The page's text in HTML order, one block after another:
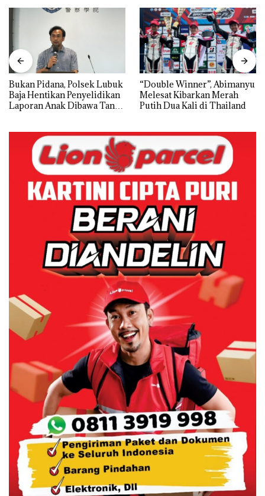
Bukan Pidana, Polsek Lubuk
Baja Hentikan Penyelidikan
Laporan Anak Dibawa Tanpa
“Double Winner”, Abimanyu
Melesat Kibarkan Merah
Putih Dua Kali di Thailand